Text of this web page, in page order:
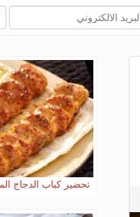
تحضير كباب الدجاج